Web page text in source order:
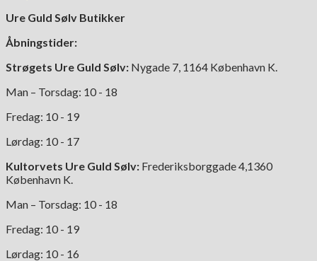
Ure Guld Sølv Butikker
Åbningstider:
Strøgets Ure Guld Sølv: Nygade 7, 1164 København K.
Man – Torsdag: 10 - 18
Fredag: 10 - 19
Lørdag: 10 - 17
Kultorvets Ure Guld Sølv: Frederiksborggade 4,1360
København K.
Man – Torsdag: 10 - 18
Fredag: 10 - 19
Lørdag: 10 - 16